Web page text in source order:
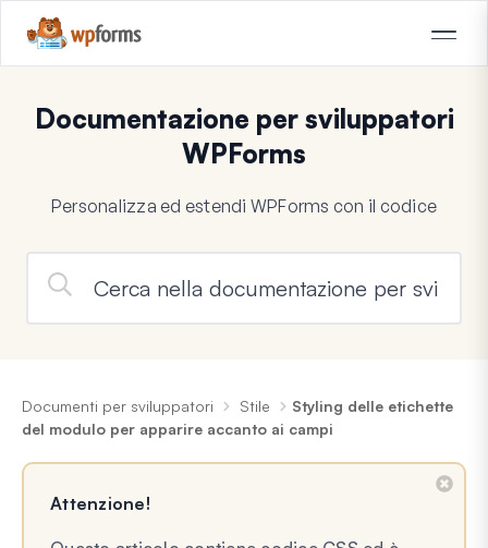
Documentazione per sviluppatori
WPForms
Personalizza ed estendi WPForms con il codice
Documenti per sviluppatori Stile
Styling delle etichette
del modulo per apparire accanto ai campi
Attenzione!